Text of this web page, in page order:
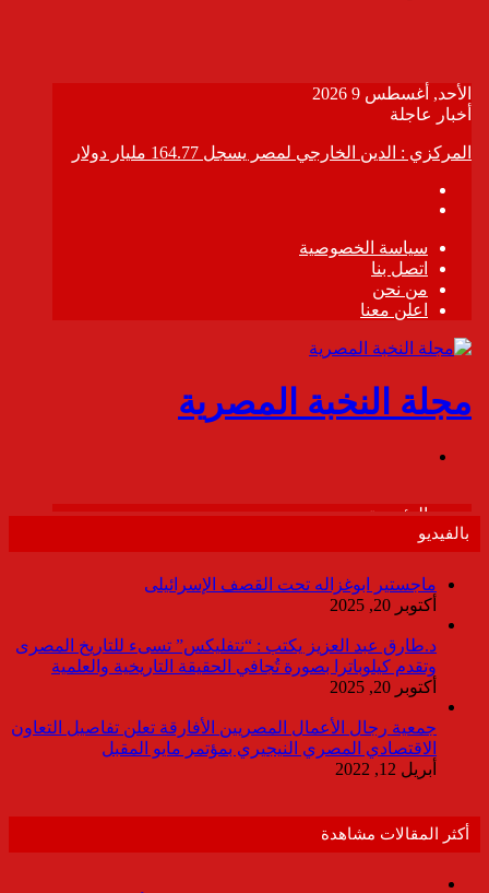
بالفيديو
ماجستير ابوغزاله تحت القصف الإسرائيلى
أكتوبر 20, 2025
د.طارق عبد العزيز يكتب : “نتفليكس” تسىء للتاريخ المصرى
وتقدم كيلوباترا بصورة تُجافي الحقيقة التاريخية والعلمية
أكتوبر 20, 2025
جمعية رجال الأعمال المصريين الأفارقة تعلن تفاصيل التعاون
الاقتصادي المصري النيجيري بمؤتمر مايو المقبل
أبريل 12, 2022
أكثر المقالات مشاهدة